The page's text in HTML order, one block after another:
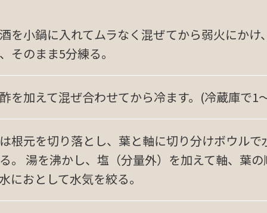
を小鍋に入れてムラなく混ぜてから弱火にかけ
そのまま5分練る。
を加えて混ぜ合わせてから冷ます。(冷蔵庫で1
根元を切り落とし、葉と軸に切り分けボウル
。 湯を沸かし、塩（分量外）を加えて軸、葉
におとして水気を絞る。